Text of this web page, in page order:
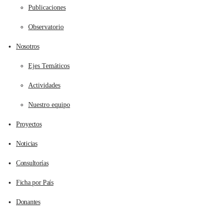
Publicaciones
Observatorio
Nosotros
Ejes Temáticos
Actividades
Nuestro equipo
Proyectos
Noticias
Consultorías
Ficha por País
Donantes